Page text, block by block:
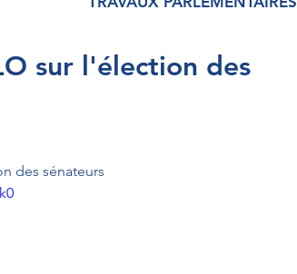
sur l'élection des
des sénateurs